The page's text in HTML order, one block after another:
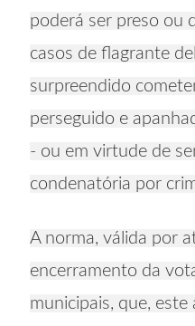
poderá ser preso ou
casos de flagrante
surpreendido
perseguido e
- ou em virtude de
condenatória por
A norma, válida por
encerramento da
municipais, que, este